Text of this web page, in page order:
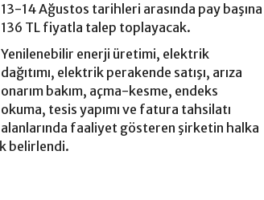
13-14 Ağustos tarihleri arasında pay başına
136 TL fiyatla talep toplayacak.
Yenilenebilir enerji üretimi, elektrik
dağıtımı, elektrik perakende satışı, arıza
onarım bakım, açma-kesme, endeks
okuma, tesis yapımı ve fatura tahsilatı
alanlarında faaliyet gösteren şirketin halka
belirlendi.